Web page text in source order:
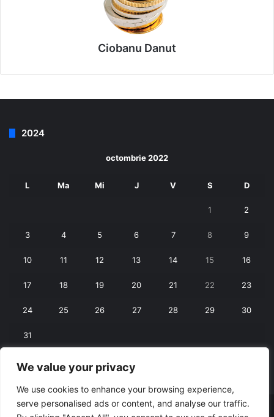
We value your privacy
We use cookies to enhance your browsing experience,
serve personalised ads or content, and analyse our traffic.
Ciobanu Danut
2024
octombrie 2022
L Ma Mi J V S D
1 2
3 4 5 6 7 8 9
10 11 12 13 14 15 16
17 18 19 20 21 22 23
24 25 26 27 28 29 30
31
« sept. nov. »